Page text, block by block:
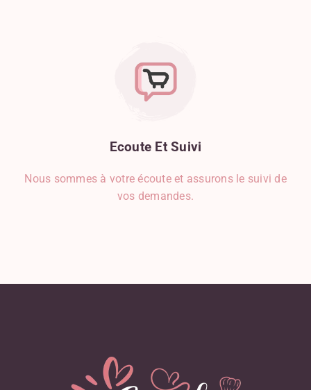
Ecoute Et Suivi
Nous sommes à votre écoute et assurons le suivi de
vos demandes.